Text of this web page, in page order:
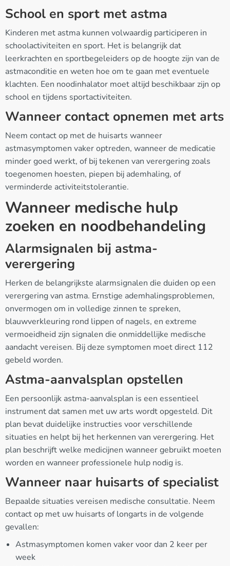
School en sport met astma
Kinderen met astma kunnen volwaardig participeren in
schoolactiviteiten en sport. Het is belangrijk dat
leerkrachten en sportbegeleiders op de hoogte zijn van de
astmaconditie en weten hoe om te gaan met eventuele
klachten. Een noodinhalator moet altijd beschikbaar zijn op
school en tijdens sportactiviteiten.
Wanneer contact opnemen met arts
Neem contact op met de huisarts wanneer
astmasymptomen vaker optreden, wanneer de medicatie
minder goed werkt, of bij tekenen van verergering zoals
toegenomen hoesten, piepen bij ademhaling, of
verminderde activiteitstolerantie.
Wanneer medische hulp
zoeken en noodbehandeling
Alarmsignalen bij astma-
verergering
Herken de belangrijkste alarmsignalen die duiden op een
verergering van astma. Ernstige ademhalingsproblemen,
onvermogen om in volledige zinnen te spreken,
blauwverkleuring rond lippen of nagels, en extreme
vermoeidheid zijn signalen die onmiddellijke medische
aandacht vereisen. Bij deze symptomen moet direct 112
gebeld worden.
Astma-aanvalsplan opstellen
Een persoonlijk astma-aanvalsplan is een essentieel
instrument dat samen met uw arts wordt opgesteld. Dit
plan bevat duidelijke instructies voor verschillende
situaties en helpt bij het herkennen van verergering. Het
plan beschrijft welke medicijnen wanneer gebruikt moeten
worden en wanneer professionele hulp nodig is.
Wanneer naar huisarts of specialist
Bepaalde situaties vereisen medische consultatie. Neem
contact op met uw huisarts of longarts in de volgende
gevallen:
Astmasymptomen komen vaker voor dan 2 keer per
week